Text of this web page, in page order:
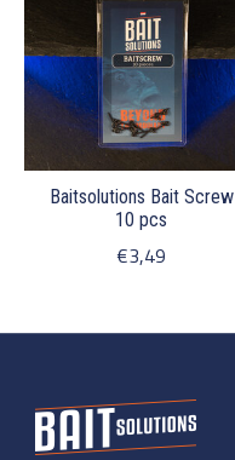
Baitsolutions Bait Screw
10 pcs
€3,49